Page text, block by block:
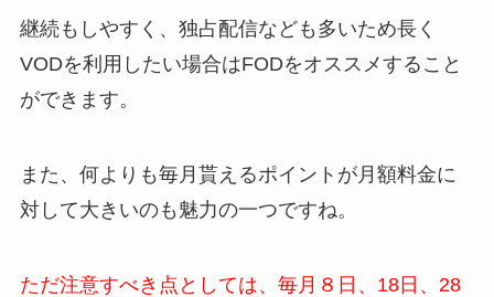
継続もしやすく、独占配信なども多いため長く
VODを利用したい場合はFODをオススメすること
ができます。
また、何よりも毎月貰えるポイントが月額料金に
対して大きいのも魅力の一つですね。
ただ注意すべき点としては、毎月８日、18日、28